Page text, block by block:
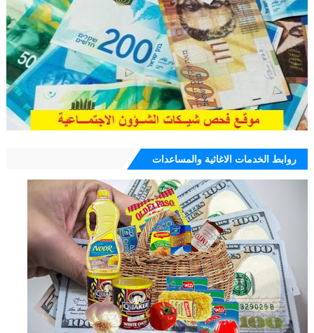
روابط الخدمات الاغاثية والمساعدات